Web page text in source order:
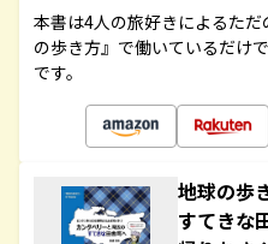
本書は4人の旅好きによるた
の歩き方』で働いているだけ
です。
地球の歩
すてきな